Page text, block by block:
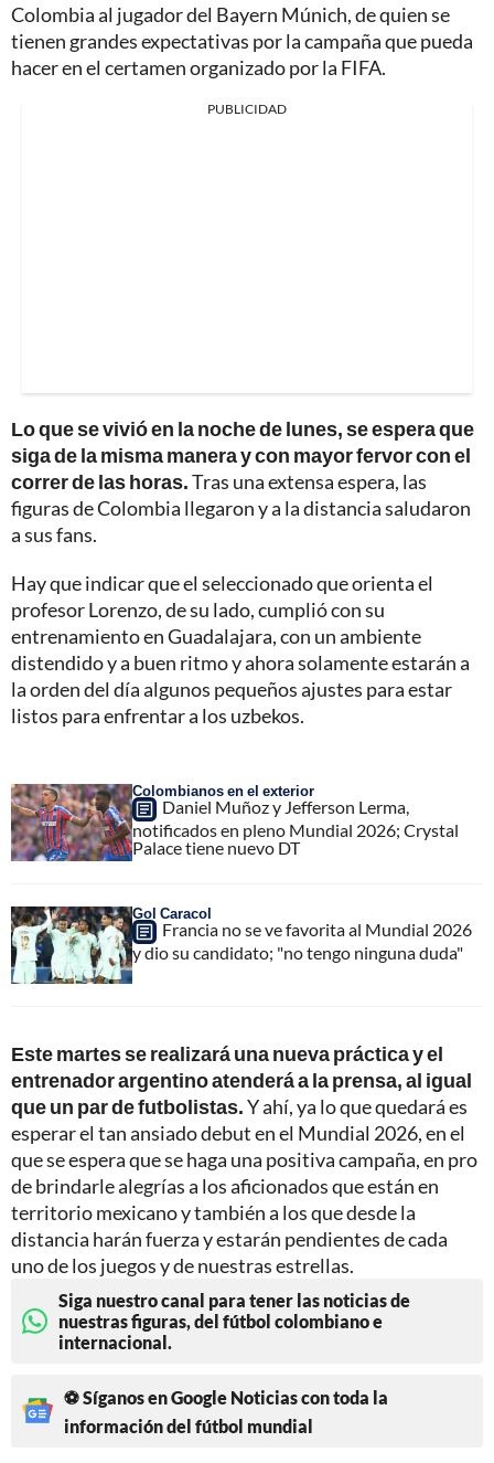
Colombia al jugador del Bayern Múnich, de quien se
tienen grandes expectativas por la campaña que pueda
hacer en el certamen organizado por la FIFA.
PUBLICIDAD
Lo que se vivió en la noche de lunes, se espera que
siga de la misma manera y con mayor fervor con el
correr de las horas.Tras una extensa espera, las
figuras de Colombia llegaron y a la distancia saludaron
a sus fans.
Hay que indicar que el seleccionado que orienta el
profesor Lorenzo, de su lado, cumplió con su
entrenamiento en Guadalajara, con un ambiente
distendido y a buen ritmo y ahora solamente estarán a
la orden del día algunos pequeños ajustes para estar
listos para enfrentar a los uzbekos.
Colombianos en el exterior
Daniel Muñoz y Jefferson Lerma,
notificados en pleno Mundial 2026; Crystal
Palace tiene nuevo DT
Gol Caracol
Francia no se ve favorita al Mundial 2026
y dio su candidato; "no tengo ninguna duda"
Este martes se realizará una nueva práctica y el
entrenador argentino atenderá a la prensa, al igual
que un par de futbolistas.Y ahí, ya lo que quedará es
esperar el tan ansiado debut en el Mundial 2026, en el
que se espera que se haga una positiva campaña, en pro
de brindarle alegrías a los aficionados que están en
territorio mexicano y también a los que desde la
distancia harán fuerza y estarán pendientes de cada
uno de los juegos y de nuestras estrellas.
Siga nuestro canal para tener las noticias de
nuestras figuras, del fútbol colombiano e
internacional.
⚽ Síganos en Google Noticias con toda la
información del fútbol mundial